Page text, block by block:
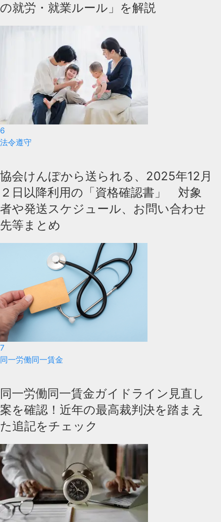
の就労・就業ルール」を解説
6
法令遵守
協会けんぽから送られる、2025年12月
２日以降利用の「資格確認書」 対象
者や発送スケジュール、お問い合わせ
先等まとめ
7
同一労働同一賃金
同一労働同一賃金ガイドライン見直し
案を確認！近年の最高裁判決を踏まえ
た追記をチェック